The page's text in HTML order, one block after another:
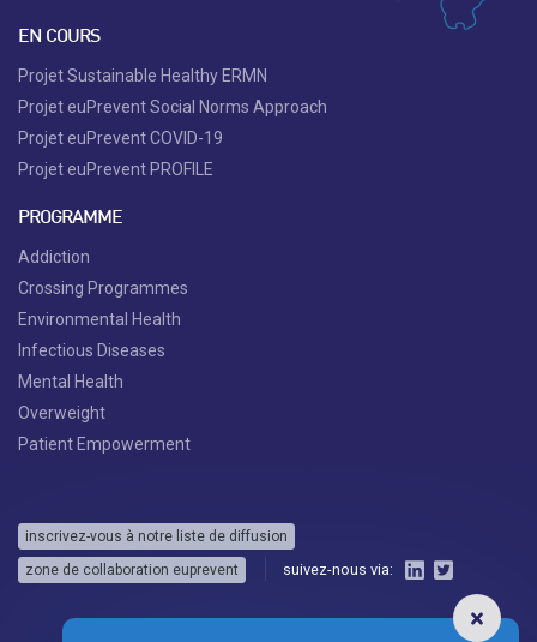
EN COURS
Projet Sustainable Healthy ERMN
Projet euPrevent Social Norms Approach
Projet euPrevent COVID-19
Projet euPrevent PROFILE
PROGRAMME
Addiction
Crossing Programmes
Environmental Health
Infectious Diseases
Mental Health
Overweight
Patient Empowerment
inscrivez-vous à notre liste de diffusion
zone de collaboration euprevent
suivez-nous via: